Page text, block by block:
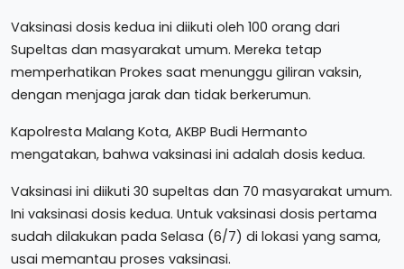
Vaksinasi dosis kedua ini diikuti oleh 100 orang dari
Supeltas dan masyarakat umum. Mereka tetap
memperhatikan Prokes saat menunggu giliran vaksin,
dengan menjaga jarak dan tidak berkerumun.
Kapolresta Malang Kota, AKBP Budi Hermanto
mengatakan, bahwa vaksinasi ini adalah dosis kedua.
Vaksinasi ini diikuti 30 supeltas dan 70 masyarakat umum.
Ini vaksinasi dosis kedua. Untuk vaksinasi dosis pertama
sudah dilakukan pada Selasa (6/7) di lokasi yang sama,
usai memantau proses vaksinasi.